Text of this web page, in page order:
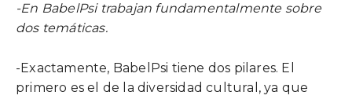
-En BabelPsi trabajan fundamentalmente sobre
dos temáticas.
-Exactamente, BabelPsi tiene dos pilares. El
primero es el de la diversidad cultural, ya que